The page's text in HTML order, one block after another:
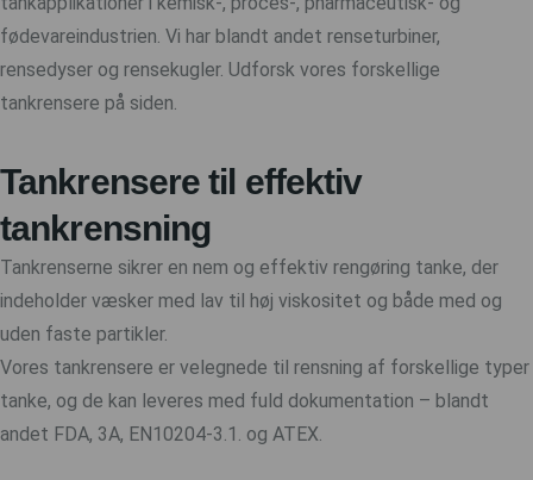
fødevareindustrien. Vi har blandt andet renseturbiner,
rensedyser og rensekugler. Udforsk vores forskellige
tankrensere på siden.
Tankrensere til effektiv
tankrensning
Tankrenserne sikrer en nem og effektiv rengøring tanke, der
indeholder væsker med lav til høj viskositet og både med og
uden faste partikler.
Vores tankrensere er velegnede til rensning af forskellige typer
tanke, og de kan leveres med fuld dokumentation – blandt
andet FDA, 3A, EN10204-3.1. og ATEX.